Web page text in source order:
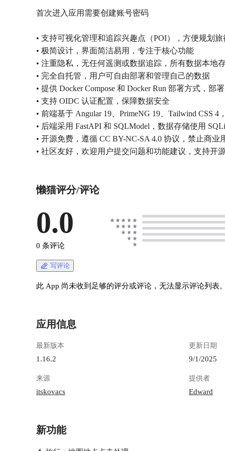
首次进入应用需要创建账号密码
• 支持可视化管理和追踪兴趣点（POI），方便规划
• 极简设计，界面简洁易用，专注于核心功能
• 注重隐私，无任何遥测或数据追踪，所有数据本地
• 完全自托管，用户可自由部署和管理自己的数据
• 提供 Docker Compose 和 Docker Run 部署方式，部
• 支持 OIDC 认证配置，保障数据安全
• 前端基于 Angular 19、PrimeNG 19、Tailwind CSS 4
• 后端采用 FastAPI 和 SQLModel，数据存储使用
• 开源免费，遵循 CC BY-NC-SA 4.0 协议，禁止商业
• 社区友好，欢迎用户提交问题和功能建议，支持开
懒猫评分/评论
0.0
0 条评论
写评论
此 App 尚未收到足够的评分或评论，无法显示评论列表
应用信息
最新版本
1.16.2
更新日期
9/1/2025
来源
itskovacs
提供者
Edward
新功能